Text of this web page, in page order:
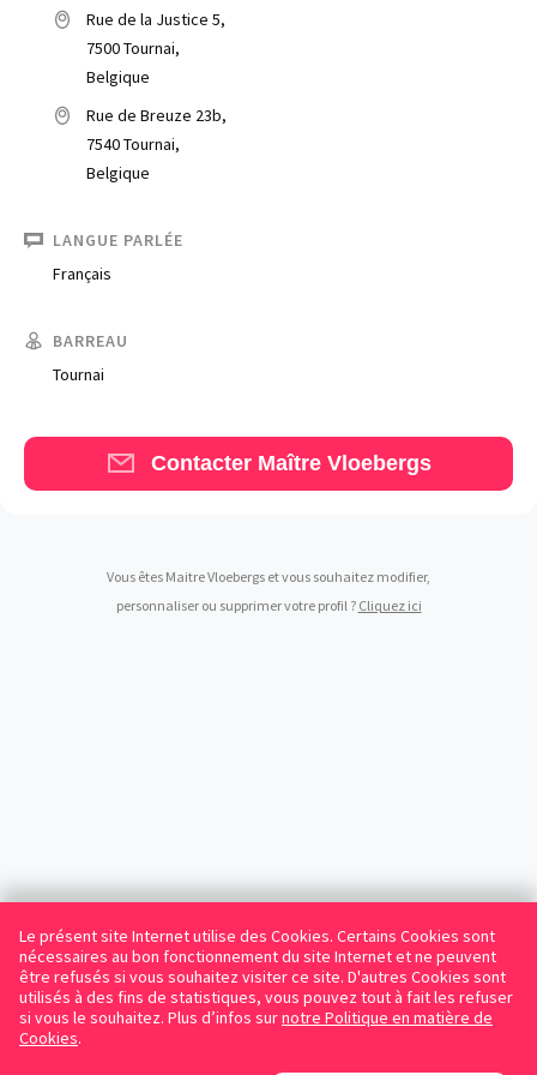
Une start-up 100% indépendante
Le présent site Internet utilise des Cookies. Certains Cookies sont
nécessaires au bon fonctionnement du site Internet et ne peuvent
être refusés si vous souhaitez visiter ce site. D'autres Cookies sont
utilisés à des fins de statistiques, vous pouvez tout à fait les refuser
si vous le souhaitez. Plus d’infos surnotre Politique en matière de
Cookies.
Rue de la Justice 5,
7500 Tournai,
Belgique
Rue de Breuze 23b,
7540 Tournai,
Belgique
LANGUE PARLÉE
Français
BARREAU
Tournai
Contacter Maître Vloebergs
Vous êtes Maitre Vloebergs et vous souhaitez modifier,
personnaliser ou supprimer votre profil ? Cliquez ici